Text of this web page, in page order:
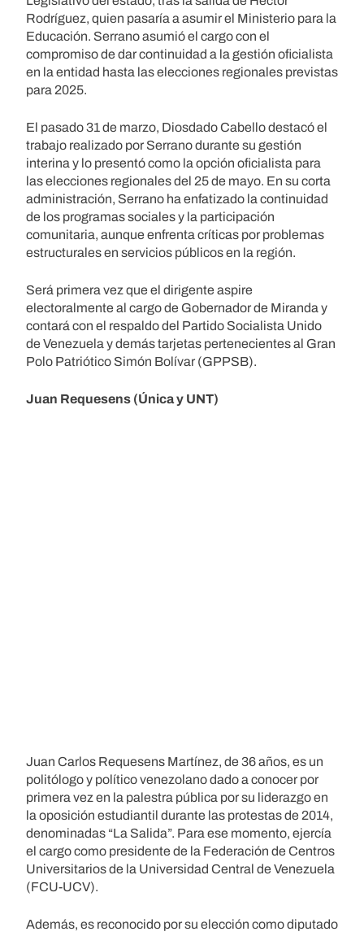
Rodríguez, quien pasaría a asumir el Ministerio para la
Educación. Serrano asumió el cargo con el
compromiso de dar continuidad a la gestión oficialista
en la entidad hasta las elecciones regionales previstas
para 2025.
El pasado 31 de marzo, Diosdado Cabello destacó el
trabajo realizado por Serrano durante su gestión
interina y lo presentó como la opción oficialista para
las elecciones regionales del 25 de mayo. En su corta
administración, Serrano ha enfatizado la continuidad
de los programas sociales y la participación
comunitaria, aunque enfrenta críticas por problemas
estructurales en servicios públicos en la región.
Será primera vez que el dirigente aspire
electoralmente al cargo de Gobernador de Miranda y
contará con el respaldo del Partido Socialista Unido
de Venezuela y demás tarjetas pertenecientes al Gran
Polo Patriótico Simón Bolívar (GPPSB).
Juan Requesens (Única y UNT)
Juan Carlos Requesens Martínez, de 36 años, es un
politólogo y político venezolano dado a conocer por
primera vez en la palestra pública por su liderazgo en
la oposición estudiantil durante las protestas de 2014,
denominadas “La Salida”. Para ese momento, ejercía
el cargo como presidente de la Federación de Centros
Universitarios de la Universidad Central de Venezuela
(FCU-UCV).
Además, es reconocido por su elección como diputado